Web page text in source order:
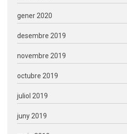
gener 2020
desembre 2019
novembre 2019
octubre 2019
juliol 2019
juny 2019